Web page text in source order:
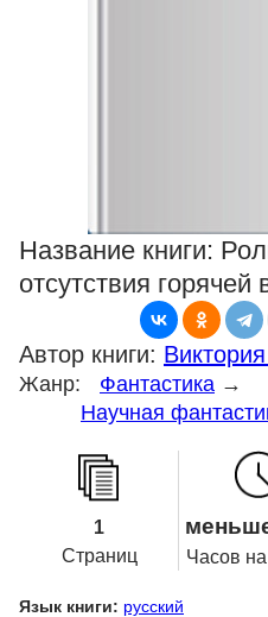
Название книги:
отсутствия горячей
Автор книги:
Жанр: Фантастика →
Научная
1
Страниц
Часов
Язык книги: русский